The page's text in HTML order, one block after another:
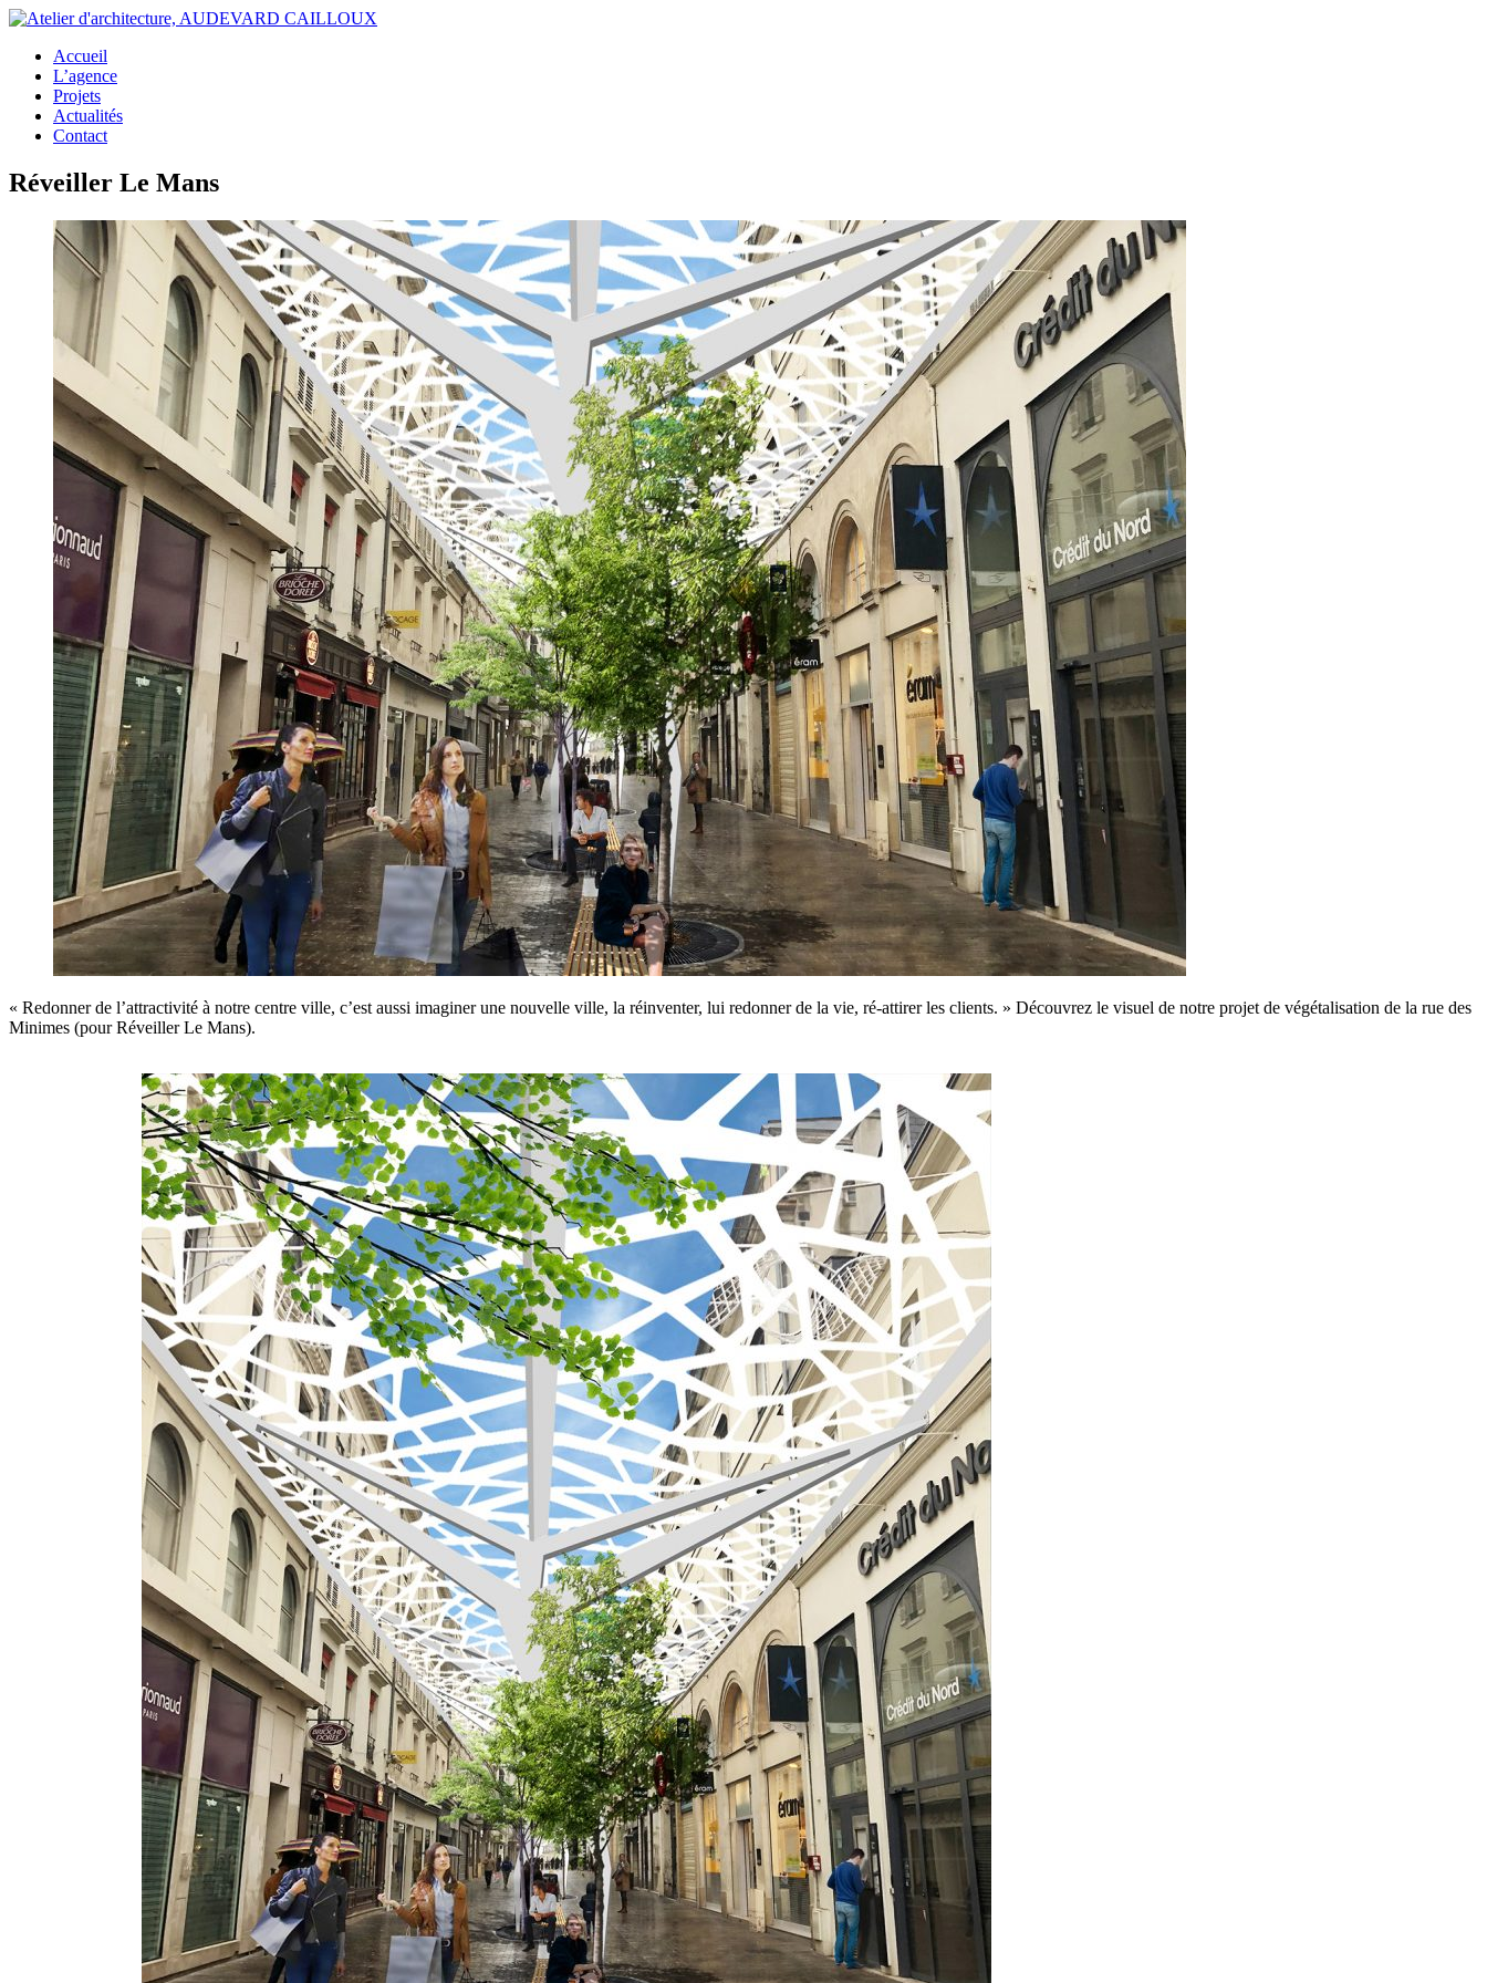
Accueil
L’agence
Projets
Actualités
Contact
Réveiller Le Mans
« Redonner de l’attractivité à notre centre ville, c’est aussi imaginer une nouvelle ville, la réinventer, lui redonner de la vie, ré-attirer les clients. » Découvrez le visuel de notre projet de végétalisation de la rue des
Minimes (pour Réveiller Le Mans).